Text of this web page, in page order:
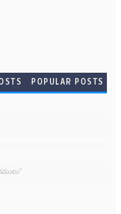
POPULAR POSTS